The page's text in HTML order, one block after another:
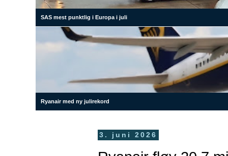
SAS mest punktlig i Europa i juli
Ryanair med ny julirekord
3. juni 2026